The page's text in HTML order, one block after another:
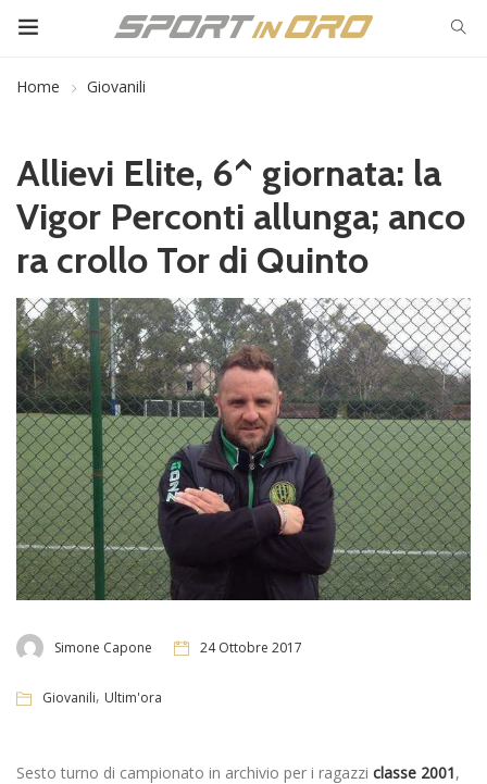
Home Giovanili
Allievi Elite, 6^ giornata: la
Vigor Perconti allunga; anco
ra crollo Tor di Quinto
Simone Capone 24 Ottobre 2017
Giovanili, Ultim'ora
Sesto turno di campionato in archivio per i ragazzi classe 2001,